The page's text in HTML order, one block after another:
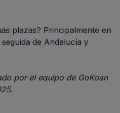
plazas? Principalmente en
de Andalucía y
por el equipo de GoKoan